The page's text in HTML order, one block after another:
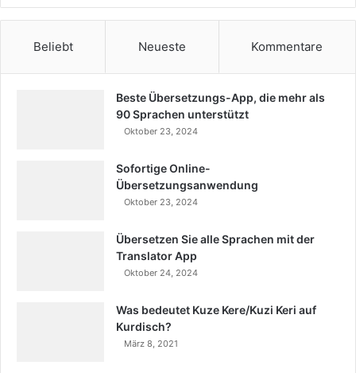
Beliebt Neueste Kommentare
Beste Übersetzungs-App, die mehr als
90 Sprachen unterstützt
Oktober 23, 2024
Sofortige Online-
Übersetzungsanwendung
Oktober 23, 2024
Übersetzen Sie alle Sprachen mit der
Translator App
Oktober 24, 2024
Was bedeutet Kuze Kere/Kuzi Keri auf
Kurdisch?
März 8, 2021